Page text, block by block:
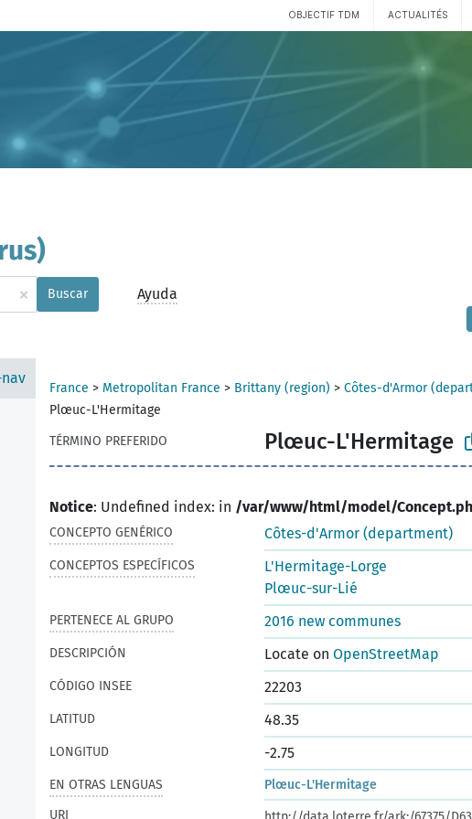
OBJECTIF TDM ACTUALITÉS
× Buscar Ayuda
France > Metropolitan France > Brittany (region) > Côtes-d'Armor
Plœuc-L'Hermitage
TÉRMINO PREFERIDO
Plœuc-L'Hermitage
Notice: Undefined index: in /var/www/html/model/
CONCEPTO GENÉRICO Côtes-d'Armor (department)
CONCEPTOS ESPECÍFICOS
L'Hermitage-Lorge
Plœuc-sur-Lié
PERTENECE AL GRUPO 2016 new communes
DESCRIPCIÓN Locate on OpenStreetMap
CÓDIGO INSEE 22203
LATITUD 48.35
LONGITUD -2.75
EN OTRAS LENGUAS Plœuc-L'Hermitage
URI